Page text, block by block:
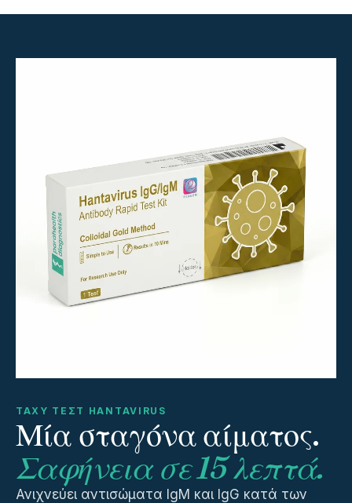
ΤΑΧΎ ΤΕΣΤ HANTAVIRUS
Μία σταγόνα αίματος.
Σαφήνεια σε 15 λεπτά.
Ανιχνεύει αντισώματα IgM και IgG κατά των